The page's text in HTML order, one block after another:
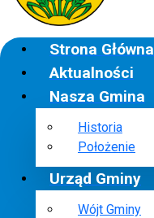
Strona Główna
Aktualności
Nasza Gmina
Historia
Położenie
Urząd Gminy
Wójt Gminy